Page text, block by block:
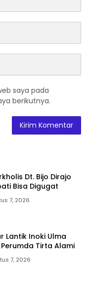
saya pada
berikutnya.
Dt. Bijo Dirajo
Bisa Digugat
7, 2026
Lantik Inoki Ulma
Tirta Alami
7, 2026